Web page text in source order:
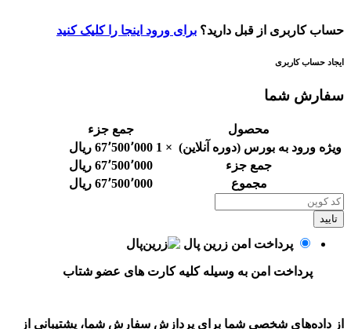
حساب کاربری از قبل دارید؟ برای ورود اینجا را کلیک کنید
ایجاد حساب کاربری
سفارش شما
محصول
جمع جزء
ویژه ورود به بورس (دوره آنلاین) × 1 67٬500٬000 ریال
جمع جزء
67٬500٬000 ریال
مجموع
67٬500٬000 ریال
تایید
پرداخت امن زرین پال
پرداخت امن به وسیله کلیه کارت های عضو شتاب
از داده‌های شخصی شما برای پردازش سفارش شما، پشتیبانی از